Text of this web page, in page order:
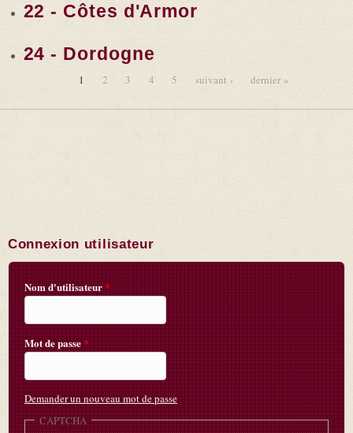
22 - Côtes d'Armor
24 - Dordogne
Pages
1 2 3 4 5 suivant › dernier »
Connexion utilisateur
Nom d'utilisateur*
Mot de passe*
Demander un nouveau mot de passe
CAPTCHA